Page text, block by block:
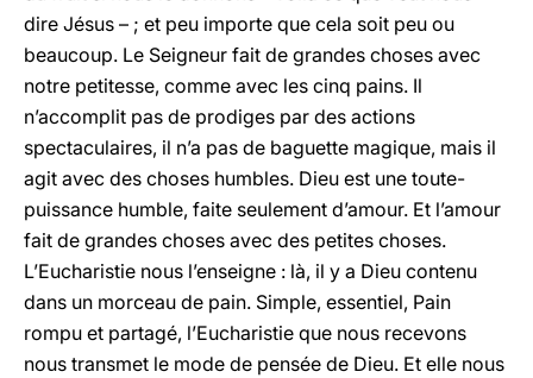
dire Jésus – ; et peu importe que cela soit peu ou
beaucoup. Le Seigneur fait de grandes choses avec
notre petitesse, comme avec les cinq pains. Il
n’accomplit pas de prodiges par des actions
spectaculaires, il n’a pas de baguette magique, mais il
agit avec des choses humbles. Dieu est une toute-
puissance humble, faite seulement d’amour. Et l’amour
fait de grandes choses avec des petites choses.
L’Eucharistie nous l’enseigne : là, il y a Dieu contenu
dans un morceau de pain. Simple, essentiel, Pain
rompu et partagé, l’Eucharistie que nous recevons
nous transmet le mode de pensée de Dieu. Et elle nous